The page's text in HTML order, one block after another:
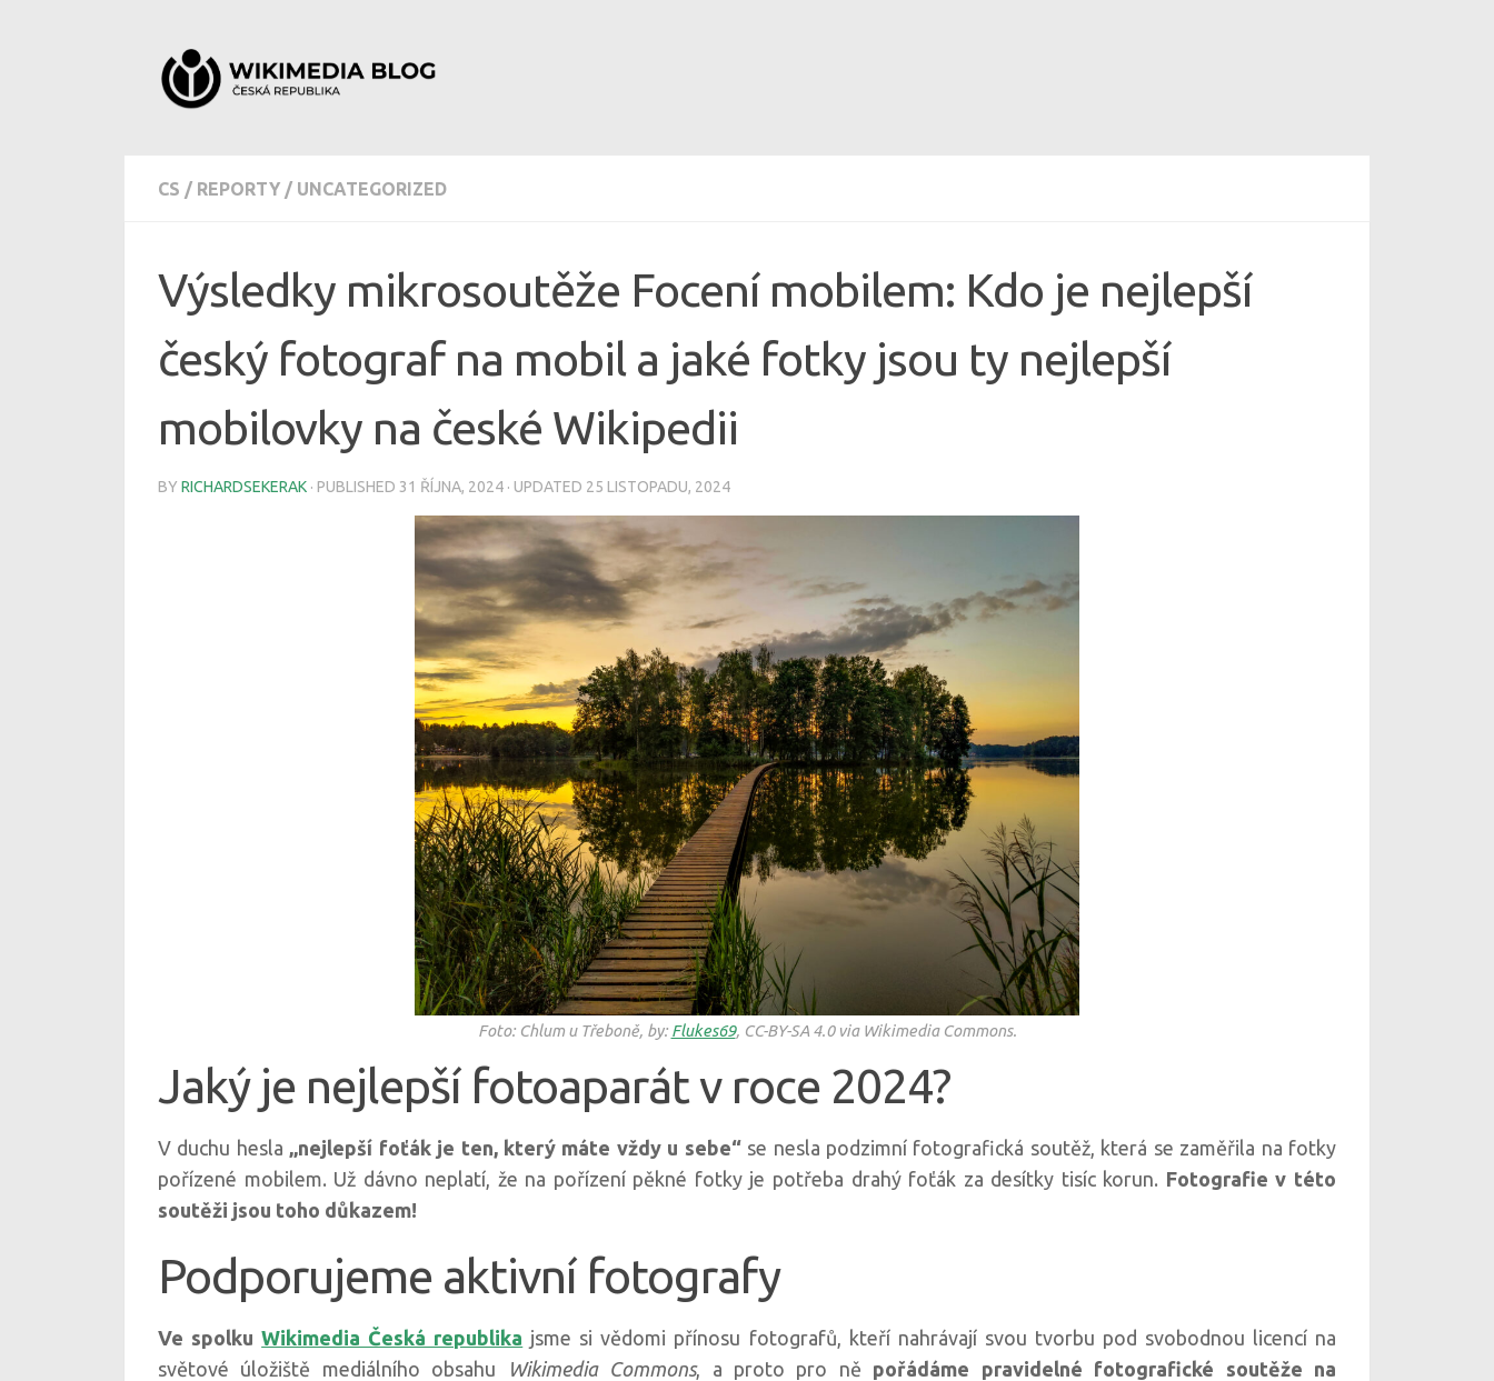
CS / REPORTY / UNCATEGORIZED
Výsledky mikrosoutěže Focení mobilem: Kdo je nejlepší
český fotograf na mobil a jaké fotky jsou ty nejlepší
mobilovky na české Wikipedii
BY RICHARDSEKERAK · PUBLISHED 31 ŘÍJNA, 2024 · UPDATED 25 LISTOPADU, 2024
Foto: Chlum u Třeboně, by: Flukes69, CC-BY-SA 4.0 via Wikimedia Commons.
Jaký je nejlepší fotoaparát v roce 2024?
V duchu hesla „nejlepší foťák je ten, který máte vždy u sebe“se nesla podzimní fotografická soutěž, která se zaměřila na fotky
pořízené mobilem. Už dávno neplatí, že na pořízení pěkné fotky je potřeba drahý foťák za desítky tisíc korun. Fotografie v této
soutěži jsou toho důkazem!
Podporujeme aktivní fotografy
Ve spolkuWikimedia Česká republika jsme si vědomi přínosu fotografů, kteří nahrávají svou tvorbu pod svobodnou licencí na
světové úložiště mediálního obsahu
Wikimedia Commons, a proto pro ně pořádáme pravidelné fotografické soutěže na